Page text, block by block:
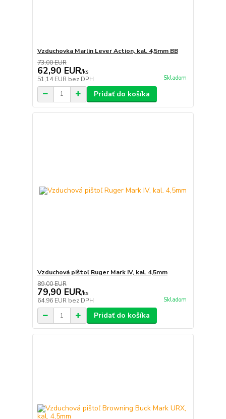
Vzduchovka Marlin Lever Action, kal. 4,5mm BB
73,00 EUR
62,90 EUR/ks
51,14 EUR bez DPH Skladom
Pridať do košíka
Vzduchová pištoľ Ruger Mark IV, kal. 4,5mm
89,00 EUR
79,90 EUR/ks
64,96 EUR bez DPH Skladom
Pridať do košíka